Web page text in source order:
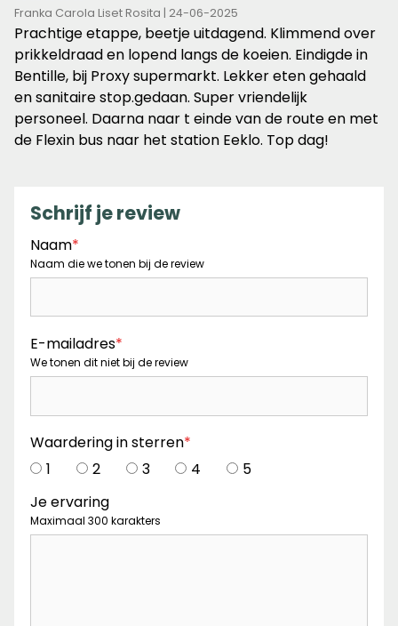
5
van
de
5
sterren
Franka Carola Liset Rosita | 24-06-2025
Prachtige etappe, beetje uitdagend. Klimmend over
prikkeldraad en lopend langs de koeien. Eindigde in
Bentille, bij Proxy supermarkt. Lekker eten gehaald
en sanitaire stop.gedaan. Super vriendelijk
personeel. Daarna naar t einde van de route en met
de Flexin bus naar het station Eeklo. Top dag!
Schrijf je review
Naam*
Naam die we tonen bij de review
E-mailadres*
We tonen dit niet bij de review
Waardering in sterren*
1
2 3 4
5
Je ervaring
Maximaal 300 karakters